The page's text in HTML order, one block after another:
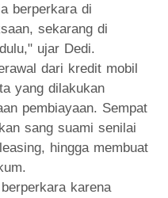
berperkara di
sekarang di
ujar Dedi.
dari kredit mobil
yang dilakukan
pembiayaan. Sempat
sang suami senilai
hingga membuat
karena